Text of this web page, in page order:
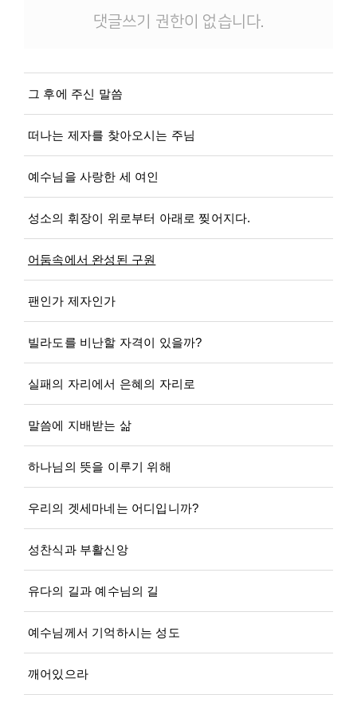
댓글쓰기 권한이 없습니다.
그 후에 주신 말씀
떠나는 제자를 찾아오시는 주님
예수님을 사랑한 세 여인
성소의 휘장이 위로부터 아래로 찢어지다.
어둠속에서 완성된 구원
팬인가 제자인가
빌라도를 비난할 자격이 있을까?
실패의 자리에서 은혜의 자리로
말씀에 지배받는 삶
하나님의 뜻을 이루기 위해
우리의 겟세마네는 어디입니까?
성찬식과 부활신앙
유다의 길과 예수님의 길
예수님께서 기억하시는 성도
깨어있으라